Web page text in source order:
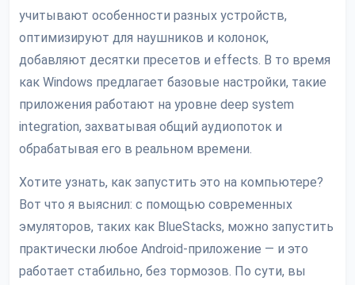
учитывают особенности разных устройств,
оптимизируют для наушников и колонок,
добавляют десятки пресетов и effects. В то время
как Windows предлагает базовые настройки, такие
приложения работают на уровне deep system
integration, захватывая общий аудиопоток и
обрабатывая его в реальном времени.
Хотите узнать, как запустить это на компьютере?
Вот что я выяснил: с помощью современных
эмуляторов, таких как BlueStacks, можно запустить
практически любое Android-приложение — и это
работает стабильно, без тормозов. По сути, вы